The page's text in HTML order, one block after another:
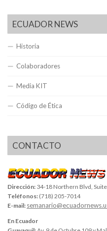
ECUADOR NEWS
Historia
Colaboradores
Media KIT
Código de Ética
CONTACTO
Dirección: 34-18 Northern Blvd,
Teléfonos: (718) 205-7014
E-mail:
En Ecuador